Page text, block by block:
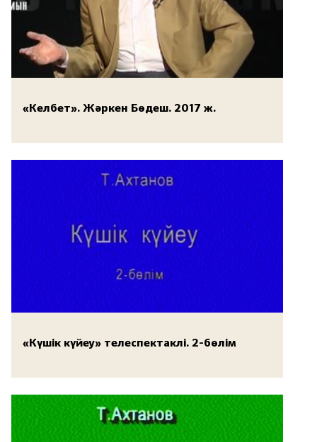
«Келбет». Жәркен Бөдеш. 2017 ж.
«Күшік күйеу» телеспектаклі. 2-бөлім